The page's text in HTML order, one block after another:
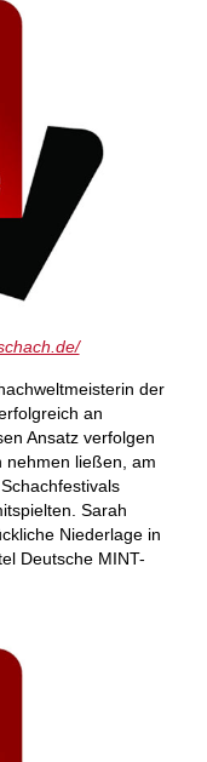
der
an
Ansatz verfolgen
nehmen ließen, am
Sarah
Niederlage in
Deutsche MINT-